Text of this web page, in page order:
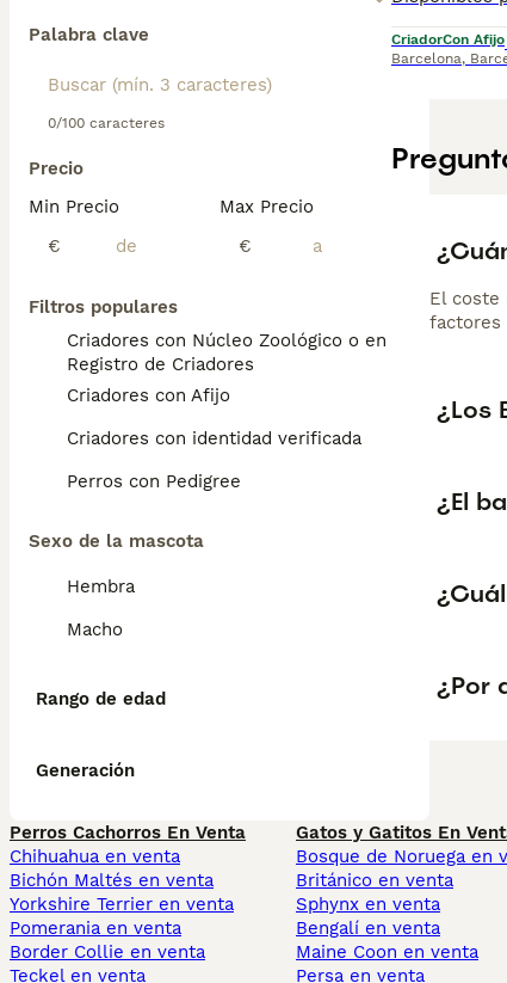
Palabra clave
0/100 caracteres
Precio
Min Precio
€
Max Precio
€
Filtros populares
Criadores con Núcleo Zoológico o en el
Registro de Criadores
Criadores con Afijo
Criadores con identidad verificada
Perros con Pedigree
Sexo de la mascota
Hembra
Macho
Rango de edad
Generación
CriadorCon Afijo
Barcelona,
El coste
factores
¿Los
¿El
¿Por
Perros Cachorros En Venta
Chihuahua en venta
Bichón Maltés en venta
Yorkshire Terrier en venta
Pomerania en venta
Border Collie en venta
Teckel en venta
Gatos y Gatitos En
Bosque de Noruega en
Británico en venta
Sphynx en venta
Bengalí en venta
Maine Coon en venta
Persa en venta